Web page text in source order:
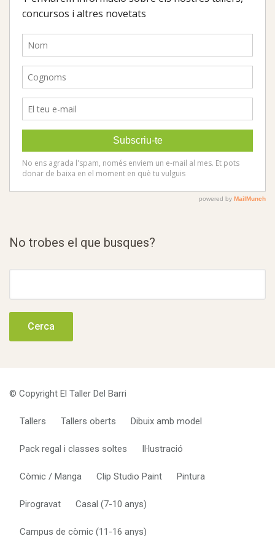
No trobes el que busques?
© Copyright El Taller Del Barri
Tallers Tallers oberts Dibuix amb model
Pack regal i classes soltes Il·lustració
Còmic / Manga Clip Studio Paint Pintura
Pirogravat Casal (7-10 anys)
Campus de còmic (11-16 anys)